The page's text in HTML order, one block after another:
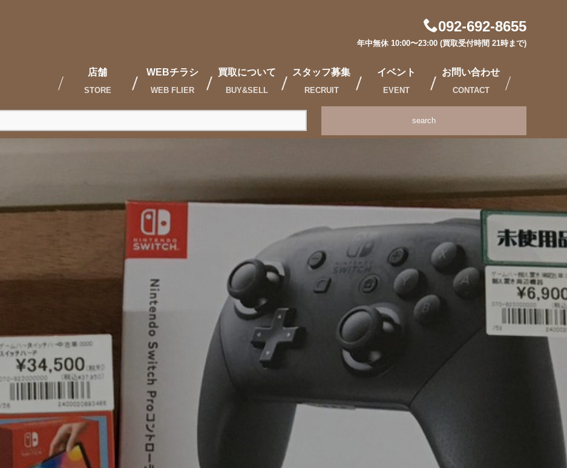
092-692-8655
年中無休 10:00〜23:00 (買取受付時間 21時まで)
店舗
STORE
WEBチラシ
WEB FLIER
買取について
BUY&SELL
スタッフ募集
RECRUIT
イベント
EVENT
お問い合わせ
CONTACT
search